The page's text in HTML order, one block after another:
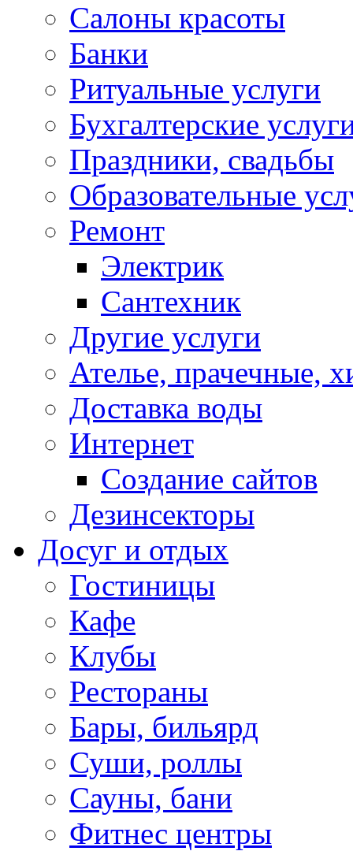
Салоны красоты
Банки
Ритуальные услуги
Бухгалтерские
Праздники, свадьбы
Образовательные
Ремонт
Электрик
Сантехник
Другие услуги
Ателье, прачечные,
Доставка воды
Интернет
Создание сайтов
Дезинсекторы
Досуг и отдых
Гостиницы
Кафе
Клубы
Рестораны
Бары, бильярд
Суши, роллы
Сауны, бани
Фитнес центры